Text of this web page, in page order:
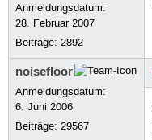
Anmeldungsdatum:
28. Februar 2007
Beiträge:2892
noisefloor
Anmeldungsdatum:
6. Juni 2006
Beiträge:29567